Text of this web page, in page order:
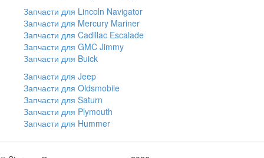
Запчасти для Lincoln Navigator
Запчасти для Mercury Mariner
Запчасти для Cadillac Escalade
Запчасти для GMC Jimmy
Запчасти для Buick
Запчасти для Jeep
Запчасти для Oldsmobile
Запчасти для Saturn
Запчасти для Plymouth
Запчасти для Hummer